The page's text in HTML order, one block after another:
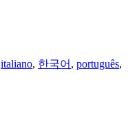
italiano, 한국어 , português,